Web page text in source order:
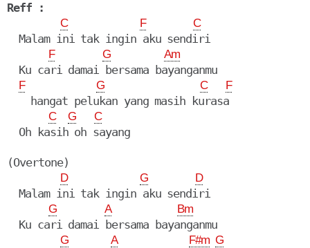
Reff :
C F C
  Malam ini tak ingin aku sendiri
F G Am
  Ku cari damai bersama bayanganmu
F G C F
    hangat pelukan yang masih kurasa
C G C
  Oh kasih oh sayang
(Overtone)
D G D
  Malam ini tak ingin aku sendiri
G A Bm
  Ku cari damai bersama bayanganmu
G A F#m G